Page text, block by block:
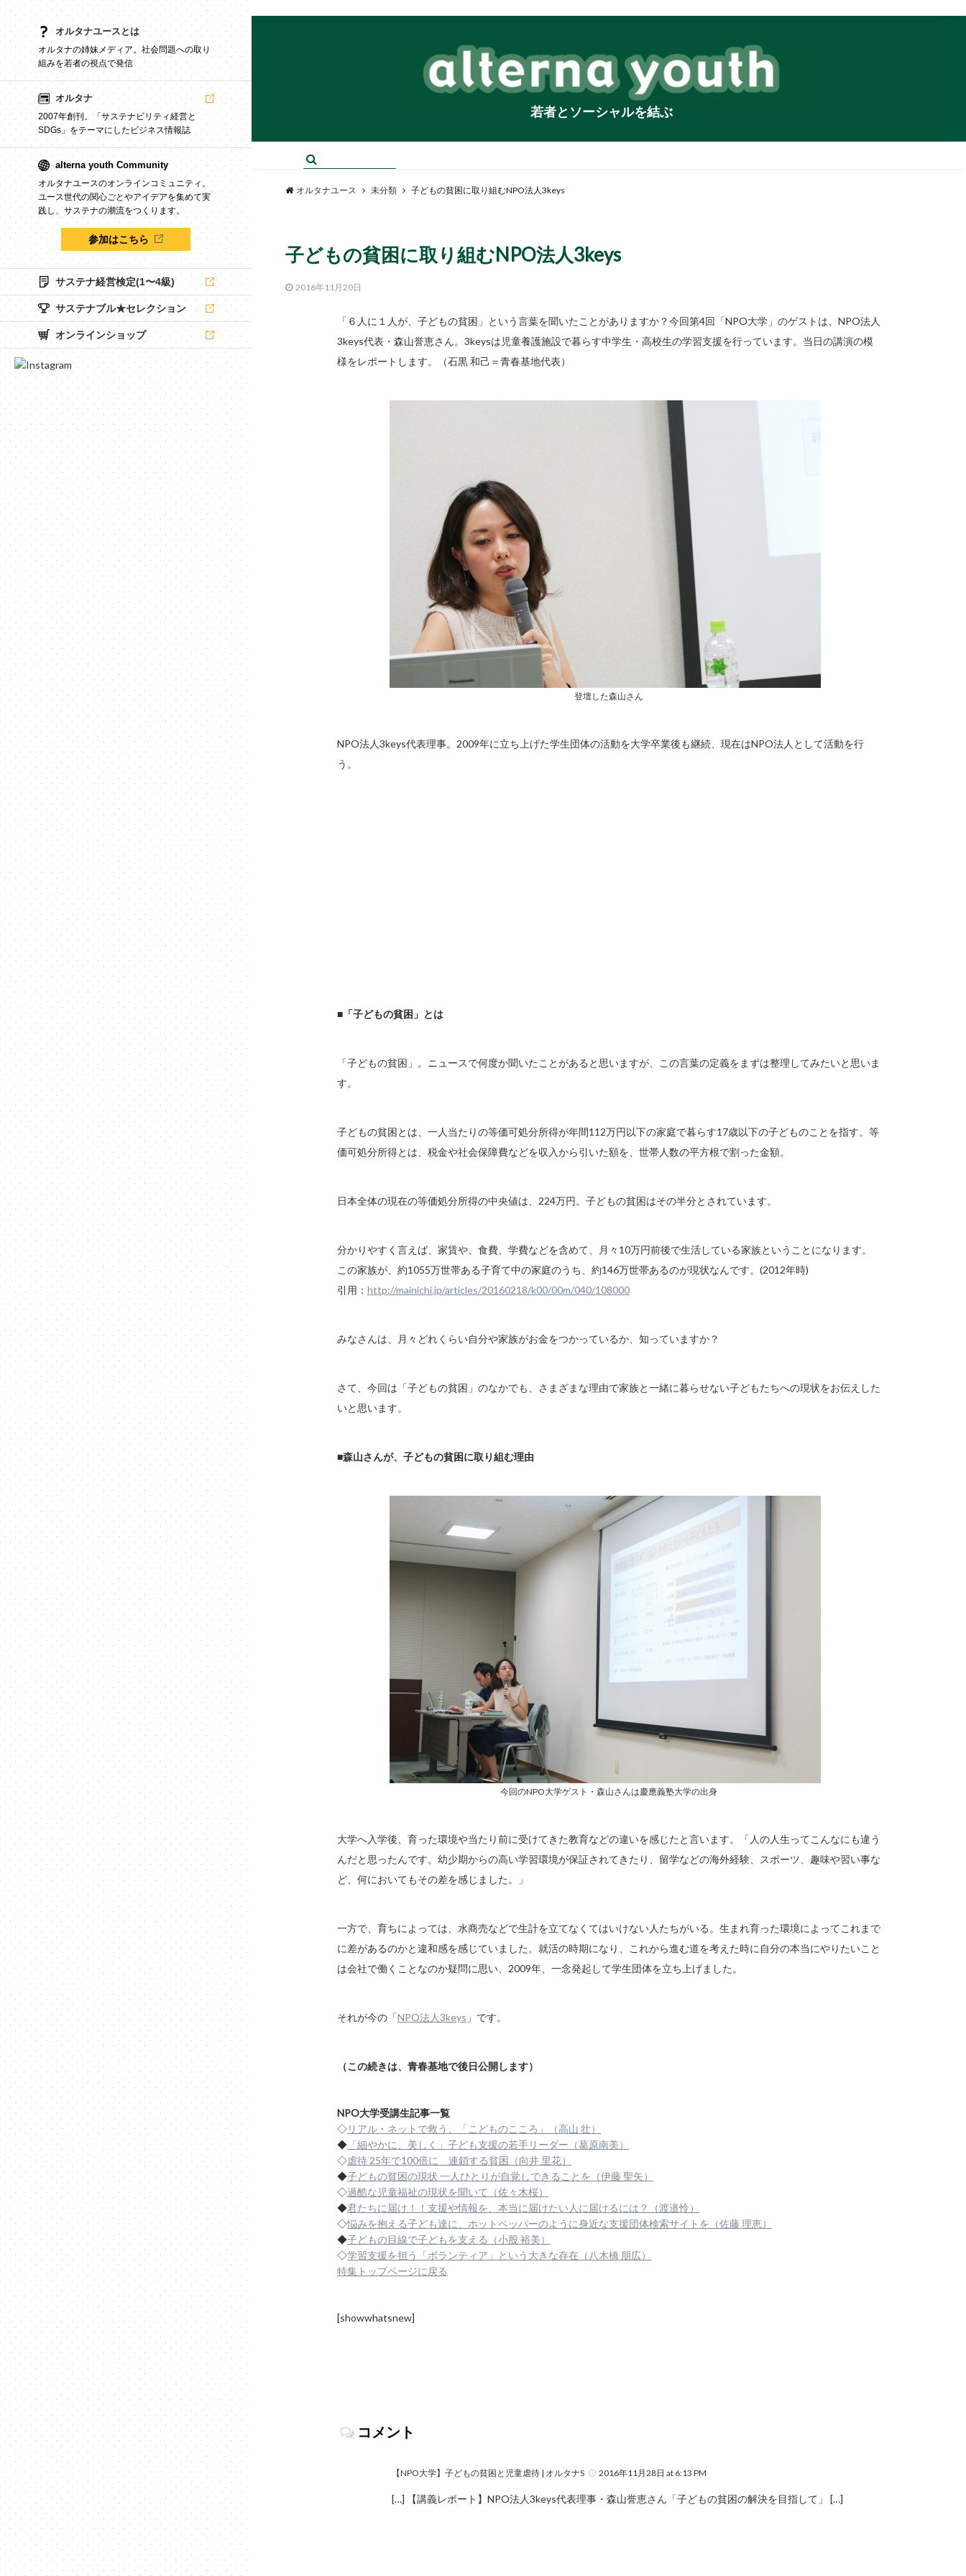
オルタナユースとは
オルタナの姉妹メディア。社会問題への取り
組みを若者の視点で発信
オルタナ
2007年創刊。「サステナビリティ経営と
SDGs」をテーマにしたビジネス情報誌
alterna youth Community
オルタナユースのオンラインコミュニティ。
ユース世代の関心ごとやアイデアを集めて実
践し、サステナの潮流をつくります。
参加はこちら
サステナ経営検定(1〜4級)
サステナブル★セレクション
オンラインショップ
若者とソーシャルを結ぶ
オルタナユース 未分類 子どもの貧困に取り組むNPO法人3keys
子どもの貧困に取り組むNPO法人3keys
2016年11月20日
「６人に１人が、子どもの貧困」という言葉を聞いたことがありますか？今回第4回「NPO大学」のゲストは、NPO法人
3keys代表・森山誉恵さん。3keysは児童養護施設で暮らす中学生・高校生の学習支援を行っています。当日の講演の模
様をレポートします。（石黒 和己＝青春基地代表）
登壇した森山さん
NPO法人3keys代表理事。2009年に立ち上げた学生団体の活動を大学卒業後も継続、現在はNPO法人として活動を行
う。
■「子どもの貧困」とは
「子どもの貧困」。ニュースで何度か聞いたことがあると思いますが、この言葉の定義をまずは整理してみたいと思いま
す。
子どもの貧困とは、一人当たりの等価可処分所得が年間112万円以下の家庭で暮らす17歳以下の子どものことを指す。等
価可処分所得とは、税金や社会保障費などを収入から引いた額を、世帯人数の平方根で割った金額。
日本全体の現在の等価処分所得の中央値は、224万円。子どもの貧困はその半分とされています。
分かりやすく言えば、家賃や、食費、学費などを含めて、月々10万円前後で生活している家族ということになります。
この家族が、約1055万世帯ある子育て中の家庭のうち、約146万世帯あるのが現状なんです。(2012年時)
引用： http://mainichi.jp/articles/20160218/k00/00m/040/108000
みなさんは、月々どれくらい自分や家族がお金をつかっているか、知っていますか？
さて、今回は「子どもの貧困」のなかでも、さまざまな理由で家族と一緒に暮らせない子どもたちへの現状をお伝えした
いと思います。
■森山さんが、子どもの貧困に取り組む理由
今回のNPO大学ゲスト・森山さんは慶應義塾大学の出身
大学へ入学後、育った環境や当たり前に受けてきた教育などの違いを感じたと言います。「人の人生ってこんなにも違う
んだと思ったんです。幼少期からの高い学習環境が保証されてきたり、留学などの海外経験、スポーツ、趣味や習い事な
ど、何においてもその差を感じました。」
一方で、育ちによっては、水商売などで生計を立てなくてはいけない人たちがいる。生まれ育った環境によってこれまで
に差があるのかと違和感を感じていました。就活の時期になり、これから進む道を考えた時に自分の本当にやりたいこと
は会社で働くことなのか疑問に思い、2009年、一念発起して学生団体を立ち上げました。
それが今の「NPO法人3keys 」です。
（この続きは、青春基地で後日公開します）
NPO大学受講生記事一覧
◇リアル・ネットで救う、「こどものこころ」（高山 壮）
◆ 「細やかに、美しく」子ども支援の若手リーダー（葛原南美）
◇虐待 25年で100倍に 連鎖する貧困（向井 里花）
◆子どもの貧困の現状 一人ひとりが自覚しできることを（伊藤 聖矢）
◇過酷な児童福祉の現状を聞いて（佐々木桜）
◆君たちに届け！！支援や情報を、本当に届けたい人に届けるには？（渡邉怜）
◇悩みを抱える子ども達に、ホットペッパーのように身近な支援団体検索サイトを（佐藤 理恵）
◆子どもの目線で子どもを支える（小股 裕美）
◇学習支援を担う「ボランティア」という大きな存在（八木橋 朋広）
特集トップページに戻る
[showwhatsnew]
コメント
【NPO大学】子どもの貧困と児童虐待 | オルタナS 2016年11月28日 at 6:13 PM
[…] 【講義レポート】NPO法人3keys代表理事・森山誉恵さん「子どもの貧困の解決を目指して」 […]